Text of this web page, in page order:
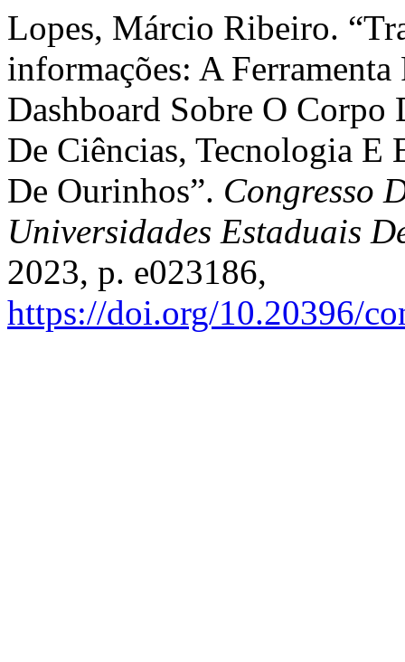
Lopes, Márcio Ribeiro.
informações: A
Dashboard Sobre O Corpo
De Ciências, Tecnologia E
De Ourinhos”. Congresso
Universidades Estaduais
2023, p. e023186,
https://doi.org/10.20396/